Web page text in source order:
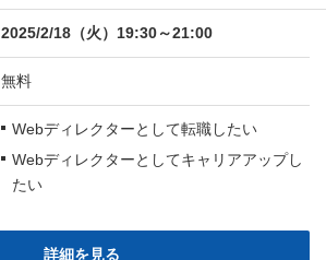
2025/2/18（火）19:30～21:00
無料
Webディレクターとして転職したい
Webディレクターとしてキャリアアップし
たい
詳細を見る